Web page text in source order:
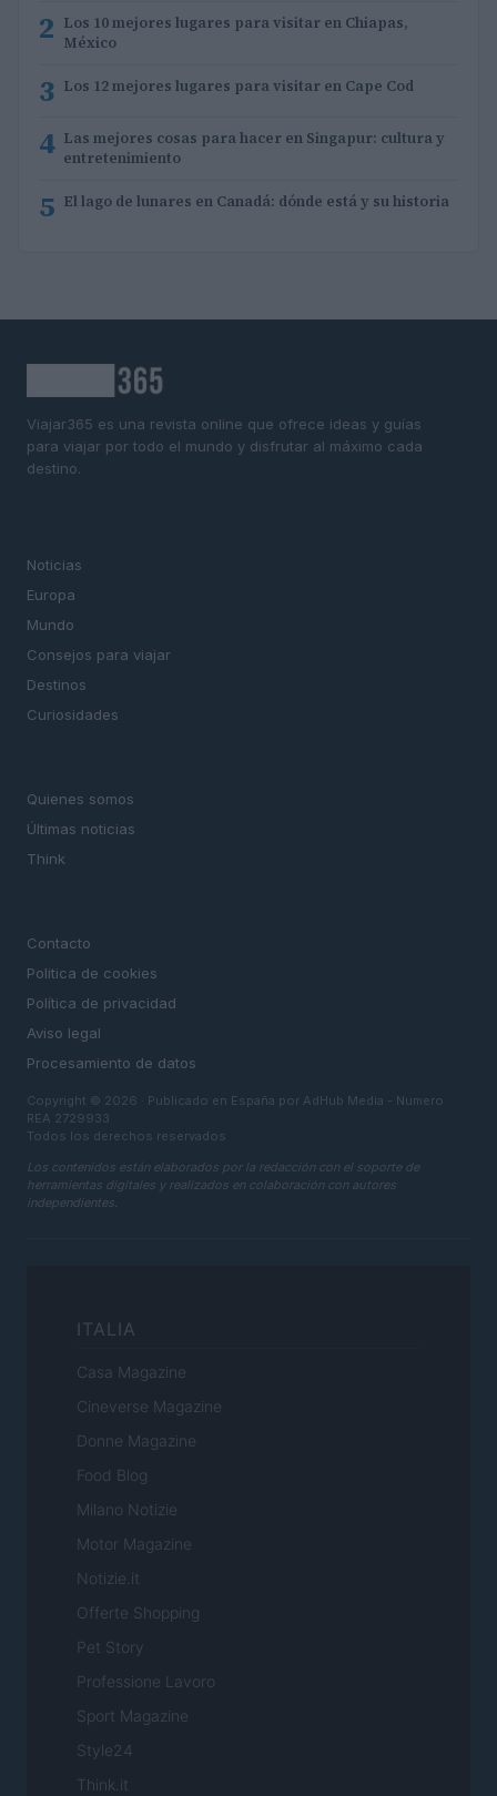
2 Los 10 mejores lugares para visitar en Chiapas,
México
3 Los 12 mejores lugares para visitar en Cape Cod
4 Las mejores cosas para hacer en Singapur: cultura y
entretenimiento
5 El lago de lunares en Canadá: dónde está y su historia
Viajar365 es una revista online que ofrece ideas y guías
para viajar por todo el mundo y disfrutar al máximo cada
destino.
Noticias
Europa
Mundo
Consejos para viajar
Destinos
Curiosidades
Quienes somos
Últimas noticias
Think
Contacto
Politica de cookies
Política de privacidad
Aviso legal
Procesamiento de datos
Copyright © 2026 · Publicado en España por AdHub Media - Numero
REA 2729933
Todos los derechos reservados
Los contenidos están elaborados por la redacción con el soporte de
herramientas digitales y realizados en colaboración con autores
independientes.
ITALIA
Casa Magazine
Cineverse Magazine
Donne Magazine
Food Blog
Milano Notizie
Motor Magazine
Notizie.it
Offerte Shopping
Pet Story
Professione Lavoro
Sport Magazine
Style24
Think.it